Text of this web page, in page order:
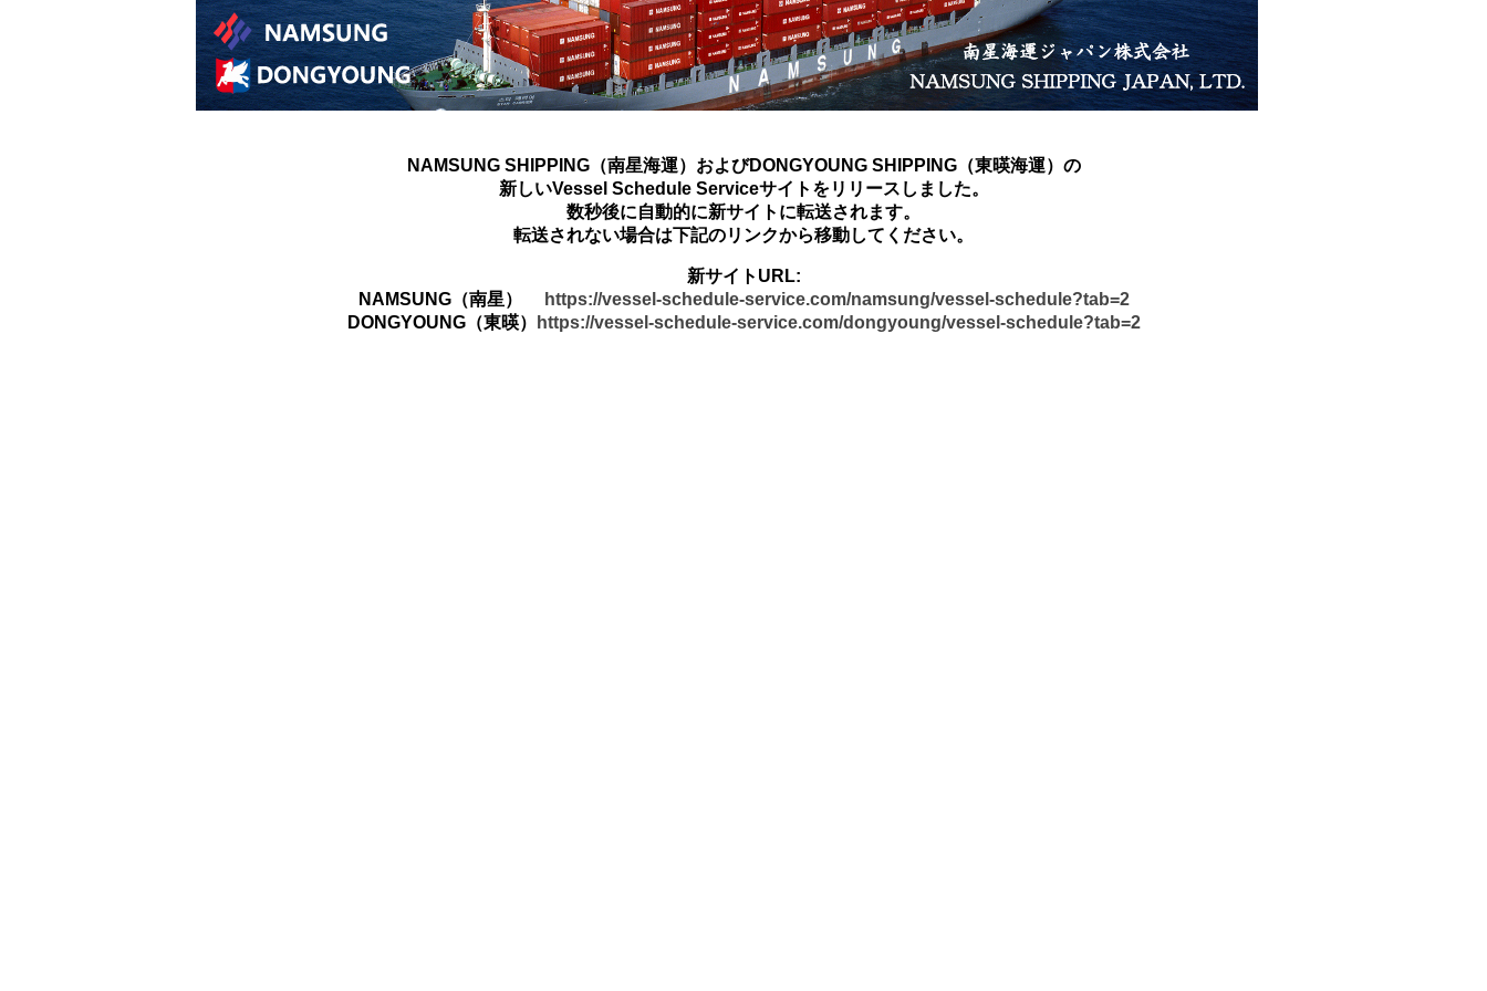
NAMSUNG SHIPPING（南星海運）およびDONGYOUNG SHIPPING（東暎海運）の
新しいVessel Schedule Serviceサイトをリリースしました。
数秒後に自動的に新サイトに転送されます。
転送されない場合は下記のリンクから移動してください。
新サイトURL:
NAMSUNG（南星）
https://vessel-schedule-service.com/namsung/vessel-schedule?tab=2
DONGYOUNG（東暎）
https://vessel-schedule-service.com/dongyoung/vessel-schedule?tab=2